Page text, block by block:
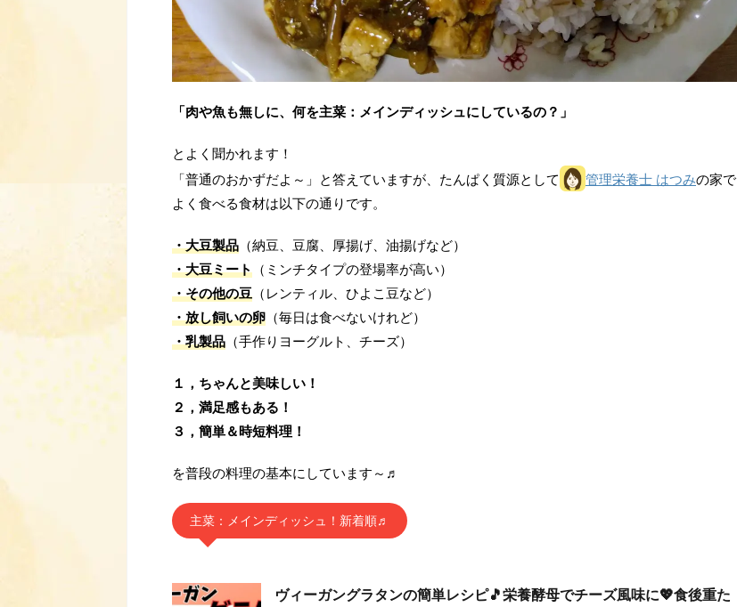
「肉や魚も無しに、何を主菜：メインディッシュにしているの？」
とよく聞かれます！
「普通のおかずだよ～」と答えていますが、たんぱく質源として
管理栄養士 はつみの家で
よく食べる食材は以下の通りです。
・大豆製品 （納豆、豆腐、厚揚げ、油揚げなど）
・大豆ミート （ミンチタイプの登場率が高い）
・その他の豆 （レンティル、ひよこ豆など）
・放し飼いの卵 （毎日は食べないけれど）
・乳製品 （手作りヨーグルト、チーズ）
１，ちゃんと美味しい！
２，満足感もある！
３，簡単＆時短料理！
を普段の料理の基本にしています～♬
主菜：メインディッシュ！新着順♬
ヴィーガングラタンの簡単レシピ🎵栄養酵母でチーズ風味に💖食後重た